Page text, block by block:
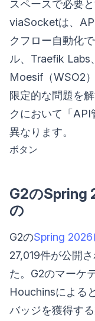
スペースで必要
viaSocketは、
クフロー自動化
ル、Traefik Labs
Moesif（WSO2
限定的な問題を
クにおいて「API
異なります。
ボタン
G2のSpring
の
G2のSpring 2026
27,019件が公開
た。G2のマーケ
Houchinsによる
バッジを獲得す